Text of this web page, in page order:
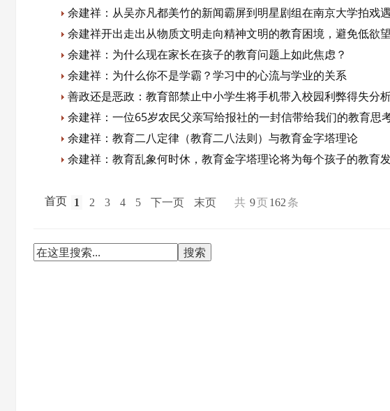
余建祥：从吴亦凡都美竹的新闻霸屏到明星剧组在南京大学拍戏
余建祥开出走出从物质文明走向精神文明的教育困境，避免低欲
余建祥：为什么现在家长在孩子的教育问题上如此焦虑？
余建祥：为什么你不是学霸？学习中的心流与学业的关系
善政还是恶政：教育部禁止中小学生将手机带入校园利弊得失分
余建祥：一位65岁农民父亲写给报社的一封信带给我们的教育思
余建祥：教育二八定律（教育二八法则）与教育金字塔理论
余建祥：教育乱象何时休，教育金字塔理论将为每个孩子的教育
首页 1 2 3 4 5 下一页 末页 共 9页162条